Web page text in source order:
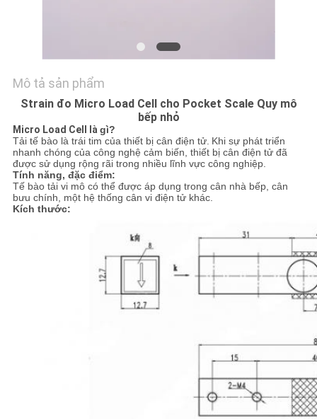
SƠ
ĐỒ
TRANG
WEB
Mô tả sản phẩm
Strain đo Micro Load Cell cho Pocket Scale Quy mô
bếp nhỏ
Micro Load Cell làgì?
Tải tế bào là trái tim của thiết bị cân điện tử. Khi sự phát triển
nhanh chóng của công nghệ cảm biến, thiết bị cân điện tử đã
được sử dụng rộng rãi trong nhiều lĩnh vực công nghiệp.
Tính năng, đặc điểm:
Tế bào tải vi mô có thể được áp dụng trong cân nhà bếp, cân
bưu chính, một hệ thống cân vi điện tử khác.
Kích thước: